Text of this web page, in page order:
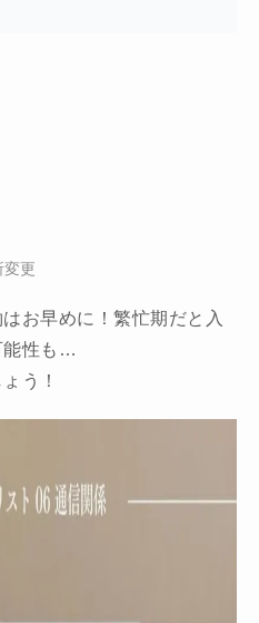
変更
お早めに！繁忙期だと入
能性も…
う！